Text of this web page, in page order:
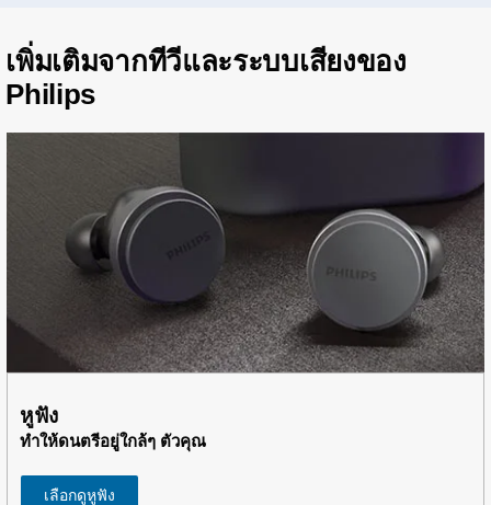
เพิ่มเติมจากทีวีและระบบเสียงของ
Philips
หูฟัง
ทำให้ดนตรีอยู่ใกล้ๆ ตัวคุณ
เลือกดูหูฟัง